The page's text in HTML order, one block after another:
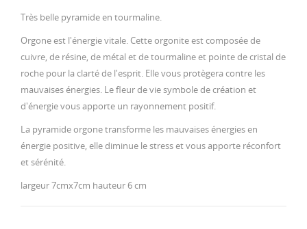
Très belle pyramide en tourmaline.
Orgone est l'énergie vitale. Cette orgonite est composée de
cuivre, de résine, de métal et de tourmaline et pointe de cristal de
roche pour la clarté de l'esprit. Elle vous protègera contre les
mauvaises énergies. Le fleur de vie symbole de création et
d'énergie vous apporte un rayonnement positif.
La pyramide orgone transforme les mauvaises énergies en
énergie positive, elle diminue le stress et vous apporte réconfort
et sérénité.
largeur 7cmx7cm hauteur 6 cm